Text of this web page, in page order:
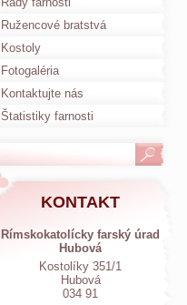
Ružencové bratstvá
Kostoly
Fotogaléria
Kontaktujte nás
Štatistiky farnosti
KONTAKT
Rímskokatolícky farský úrad
Hubová
Kostolíky 351/1
Hubová
034 91